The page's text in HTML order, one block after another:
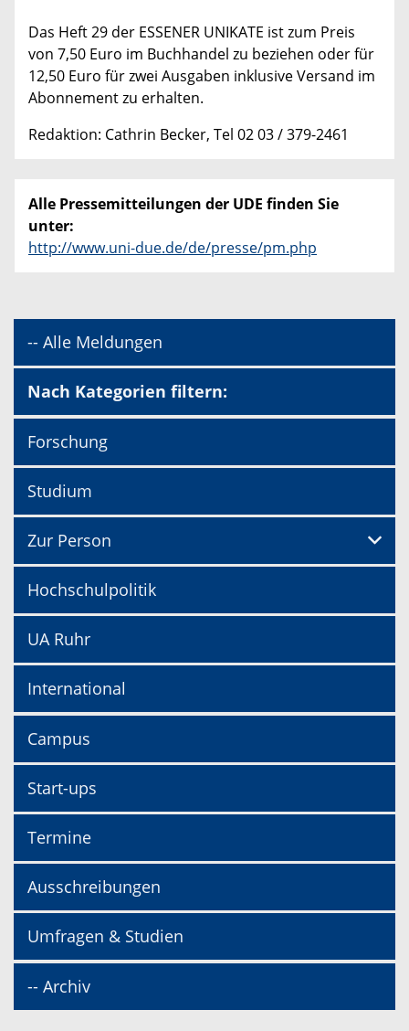
Das Heft 29 der ESSENER UNIKATE ist zum Preis
von 7,50 Euro im Buchhandel zu beziehen oder für
12,50 Euro für zwei Ausgaben inklusive Versand im
Abonnement zu erhalten.
Redaktion: Cathrin Becker, Tel 02 03 / 379-2461
Alle Pressemitteilungen der UDE finden Sie
unter:
http://www.uni-due.de/de/presse/pm.php
-- Alle Meldungen
Nach Kategorien filtern:
Forschung
Studium
Zur Person
Hochschulpolitik
UA Ruhr
International
Campus
Start-ups
Termine
Ausschreibungen
Umfragen & Studien
-- Archiv